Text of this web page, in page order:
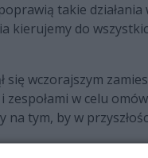
takie działania
kierujemy do
się wczorajszym
w celu
tym, by w